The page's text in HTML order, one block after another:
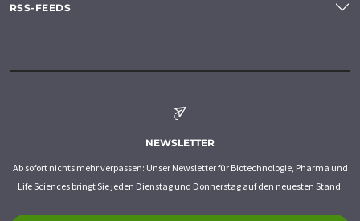
RSS-FEEDS
NEWSLETTER
Ab sofort nichts mehr verpassen: Unser Newsletter für Biotechnologie, Pharma und
Life Sciences bringt Sie jeden Dienstag und Donnerstag auf den neuesten Stand.